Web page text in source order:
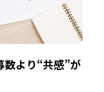
数より“共感”が